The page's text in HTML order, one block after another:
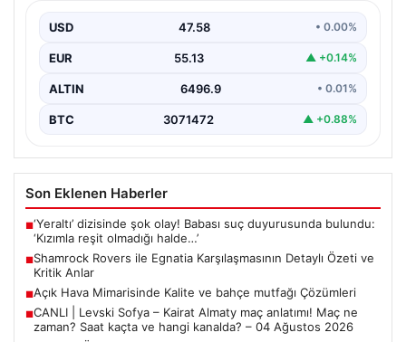
İrlanda temsilcisi Shamrock Rovers, Avrupa kupaları
bir…
USD 47.58 • 0.00%
EUR 55.13 ▲ +0.14%
ALTIN 6496.9 • 0.01%
BTC 3071472 ▲ +0.88%
Son Eklenen Haberler
■‘Yeraltı’ dizisinde şok olay! Babası suç duyurusunda bulundu:
‘Kızımla reşit olmadığı halde…’
■Shamrock Rovers ile Egnatia Karşılaşmasının Detaylı Özeti ve
Kritik Anlar
■Açık Hava Mimarisinde Kalite ve bahçe mutfağı Çözümleri
■CANLI | Levski Sofya – Kairat Almaty maç anlatımı! Maç ne
zaman? Saat kaçta ve hangi kanalda? – 04 Ağustos 2026